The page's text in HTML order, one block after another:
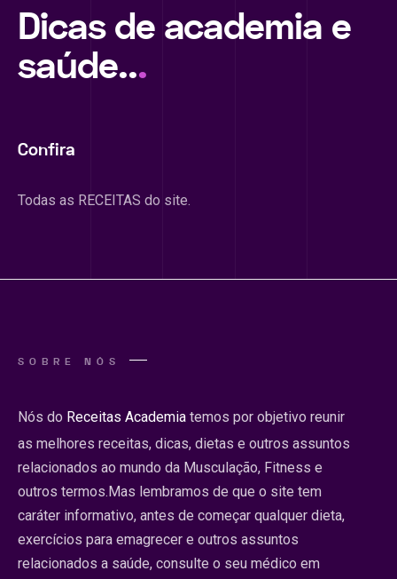
Dicas de academia e
saúde...
Confira
Todas as RECEITAS do site.
SOBRE NÓS
Nós do Receitas Academia temos por objetivo reunir
as melhores receitas, dicas, dietas e outros assuntos
relacionados ao mundo da Musculação, Fitness e
outros termos.Mas lembramos de que o site tem
caráter informativo, antes de começar qualquer dieta,
exercícios para emagrecer e outros assuntos
relacionados a saúde, consulte o seu médico em